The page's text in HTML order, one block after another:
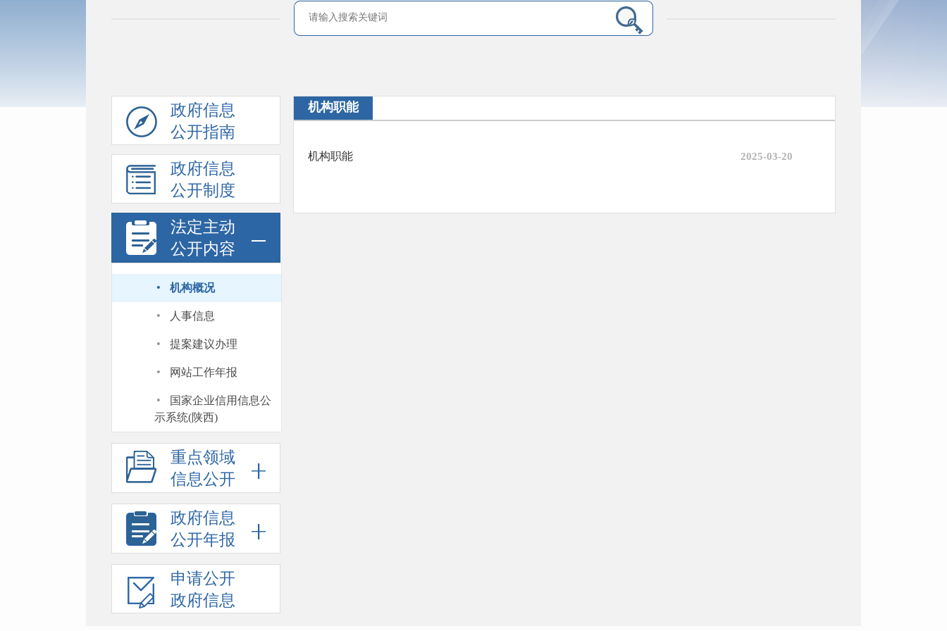
政府信息
公开指南
政府信息
公开制度
法定主动
公开内容
· 机构概况
· 人事信息
· 提案建议办理
· 网站工作年报
·
国家企业信用信息公
示系统(陕西)
重点领域
信息公开
政府信息
公开年报
申请公开
政府信息
机构职能
机构职能 2025-03-20